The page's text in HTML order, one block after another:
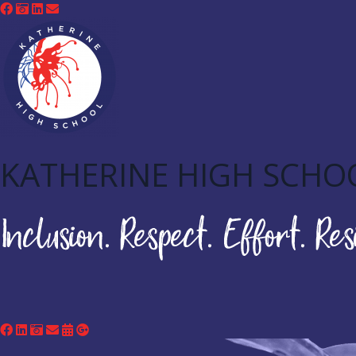
KATHERINE HIGH